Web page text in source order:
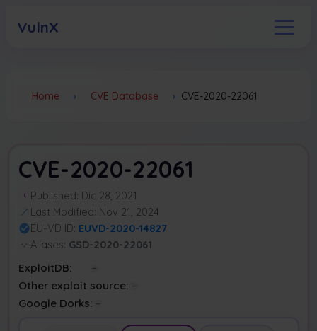
VulnX
Home › CVE Database › CVE-2020-22061
CVE-2020-22061
Published: Dic 28, 2021
Last Modified: Nov 21, 2024
EU-VD ID: EUVD-2020-14827
Aliases: GSD-2020-22061
ExploitDB:
Other exploit source:
Google Dorks: